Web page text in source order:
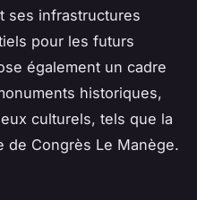
ses infrastructures
pour les futurs
également un cadre
historiques,
culturels, tels que la
de Congrès Le Manège.